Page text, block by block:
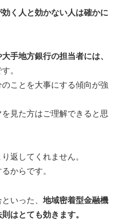
く人と効かない人は確かに
手地方銀行の担当者には、
。
ことを大事にする傾向が強
を見た方はご理解できると思
返してくれません。
からです。
いった、 地域密着型金融機
はとても効きます。